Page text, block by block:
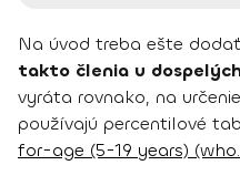
Na úvod treba ešte
takto členia u
vyráta rovnako, na
používajú percentilové
for-age (5-19 years)